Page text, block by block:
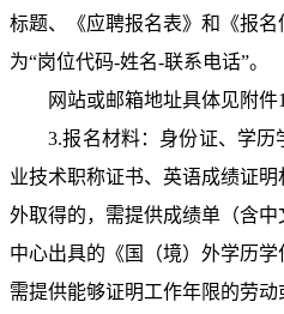
标题、《应聘报名表》和《报
为“岗位代码-姓名-联系电话”。
网站或邮箱地址具体见附件1
3.报名材料：身份证、学历
业技术职称证书、英语成绩证明
外取得的，需提供成绩单（含
中心出具的《国（境）外学历
需提供能够证明工作年限的劳